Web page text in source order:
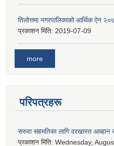
तिलोत्तमा नगरपालिकाको आर्थिक ऐन
प्रकाशन मिति: 2019-07-09
more
परिपत्रहरू
सरुवा सहमतिका लागि दरखास्त आब्हान
प्रकाशन मिति: Wednesday,